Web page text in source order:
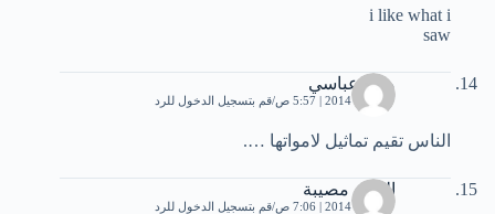
i like what i
saw
مهند عباسي
27 يناير، 2014 | 5:57 ص قم بتسجيل الدخول للرد
الناس تقيم تماثيل لامواتها ….
الجهل مصيبة
27 يناير، 2014 | 7:06 ص قم بتسجيل الدخول للرد